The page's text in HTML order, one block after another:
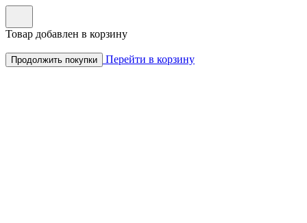
Товар добавлен в корзину
Продолжить покупки Перейти в корзину